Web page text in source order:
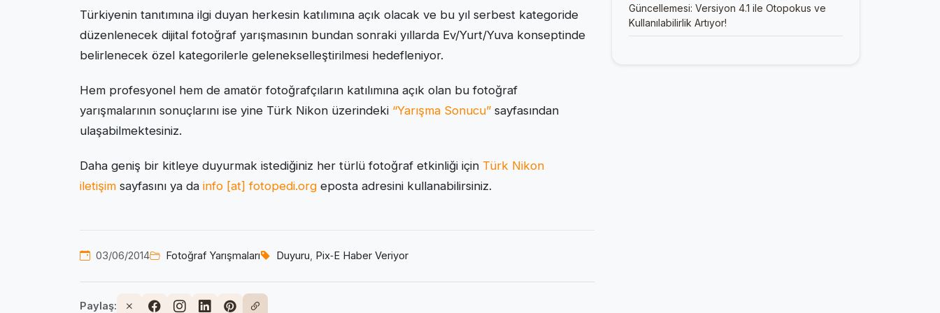
Türkiyenin tanıtımına ilgi duyan herkesin katılımına açık olacak ve bu yıl serbest kategoride
düzenlenecek dijital fotoğraf yarışmasının bundan sonraki yıllarda Ev/Yurt/Yuva konseptinde
belirlenecek özel kategorilerle gelenekselleştirilmesi hedefleniyor.
Hem profesyonel hem de amatör fotoğrafçıların katılımına açık olan bu fotoğraf
yarışmalarının sonuçlarını ise yine Türk Nikon üzerindeki “Yarışma Sonucu” sayfasından
ulaşabilmektesiniz.
Daha geniş bir kitleye duyurmak istediğiniz her türlü fotoğraf etkinliği için Türk Nikon
iletişim sayfasını ya da info [at] fotopedi.org eposta adresini kullanabilirsiniz.
03/06/2014 Fotoğraf Yarışmaları Duyuru, Pix‑E Haber Veriyor
Paylaş:
Güncellemesi: Versiyon 4.1 ile Otopokus ve
Kullanılabilirlik Artıyor!